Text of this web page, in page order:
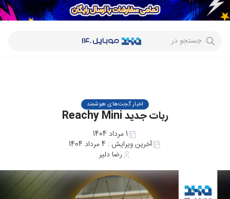
جستجو در
اخبار گجت‌های هوشمند
ربات جدید Reachy Mini
1 مرداد 1404
آخرین ویرایش : 4 مرداد 1404
رضا دلیر